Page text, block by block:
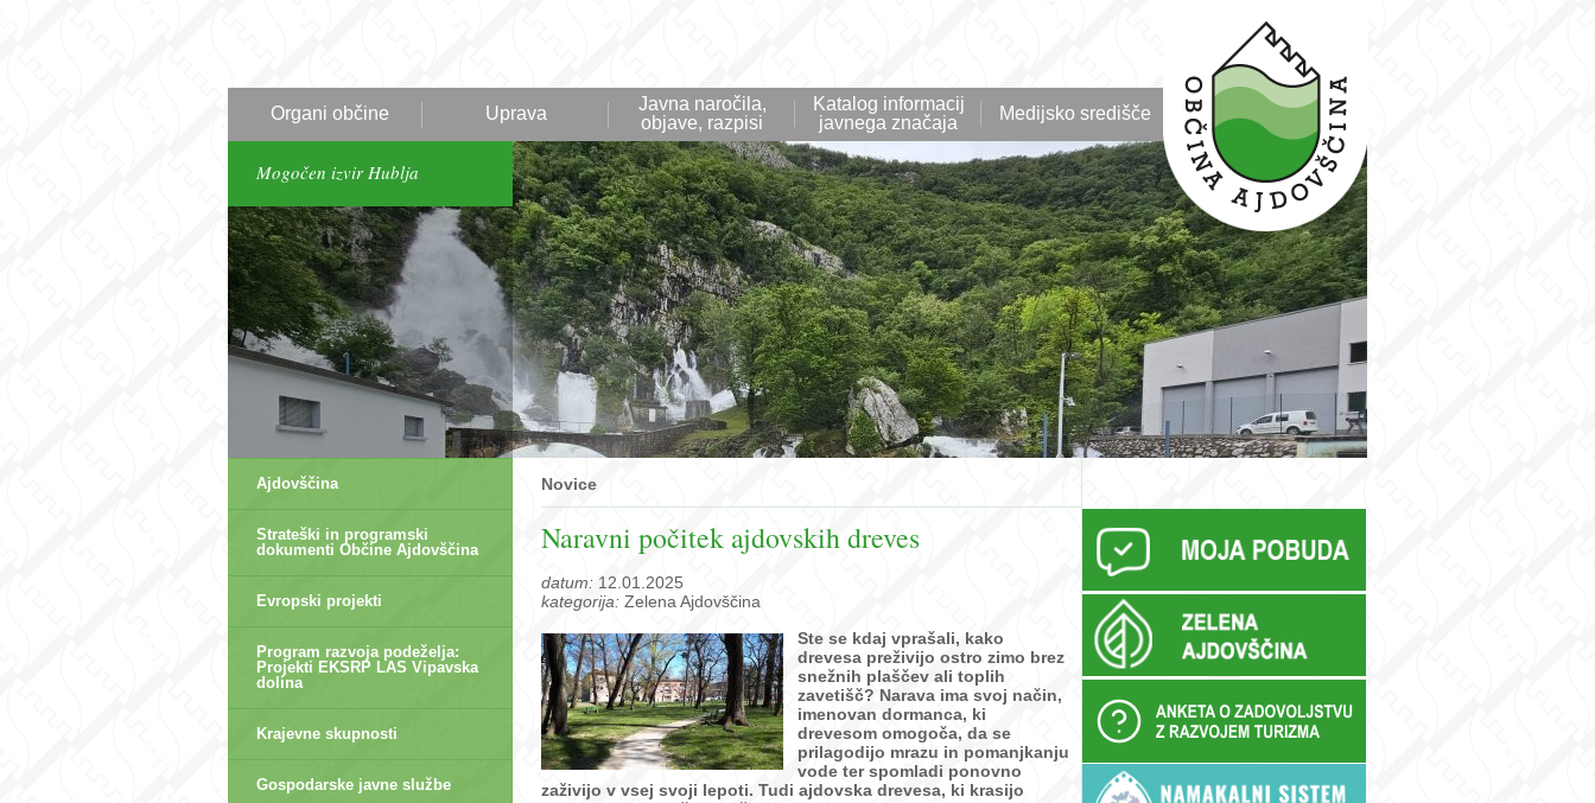
Organi občine Uprava
Javna naročila,
objave, razpisi
Katalog informacij
javnega značaja
Medijsko središče
Mogočen izvir Hublja
Ajdovščina
Strateški in programski
dokumenti Občine Ajdovščina
Evropski projekti
Program razvoja podeželja:
Projekti EKSRP LAS Vipavska
dolina
Krajevne skupnosti
Gospodarske javne službe
Novice
Naravni počitek ajdovskih dreves
datum: 12.01.2025
kategorija: Zelena Ajdovščina
Ste se kdaj vprašali, kako
drevesa preživijo ostro zimo brez
snežnih plaščev ali toplih
zavetišč? Narava ima svoj način,
imenovan dormanca, ki
drevesom omogoča, da se
prilagodijo mrazu in pomanjkanju
vode ter spomladi ponovno
zaživijo v vsej svoji lepoti. Tudi ajdovska drevesa, ki krasijo